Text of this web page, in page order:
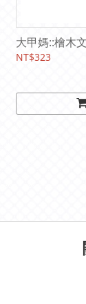
大甲媽::檜木
NT$323